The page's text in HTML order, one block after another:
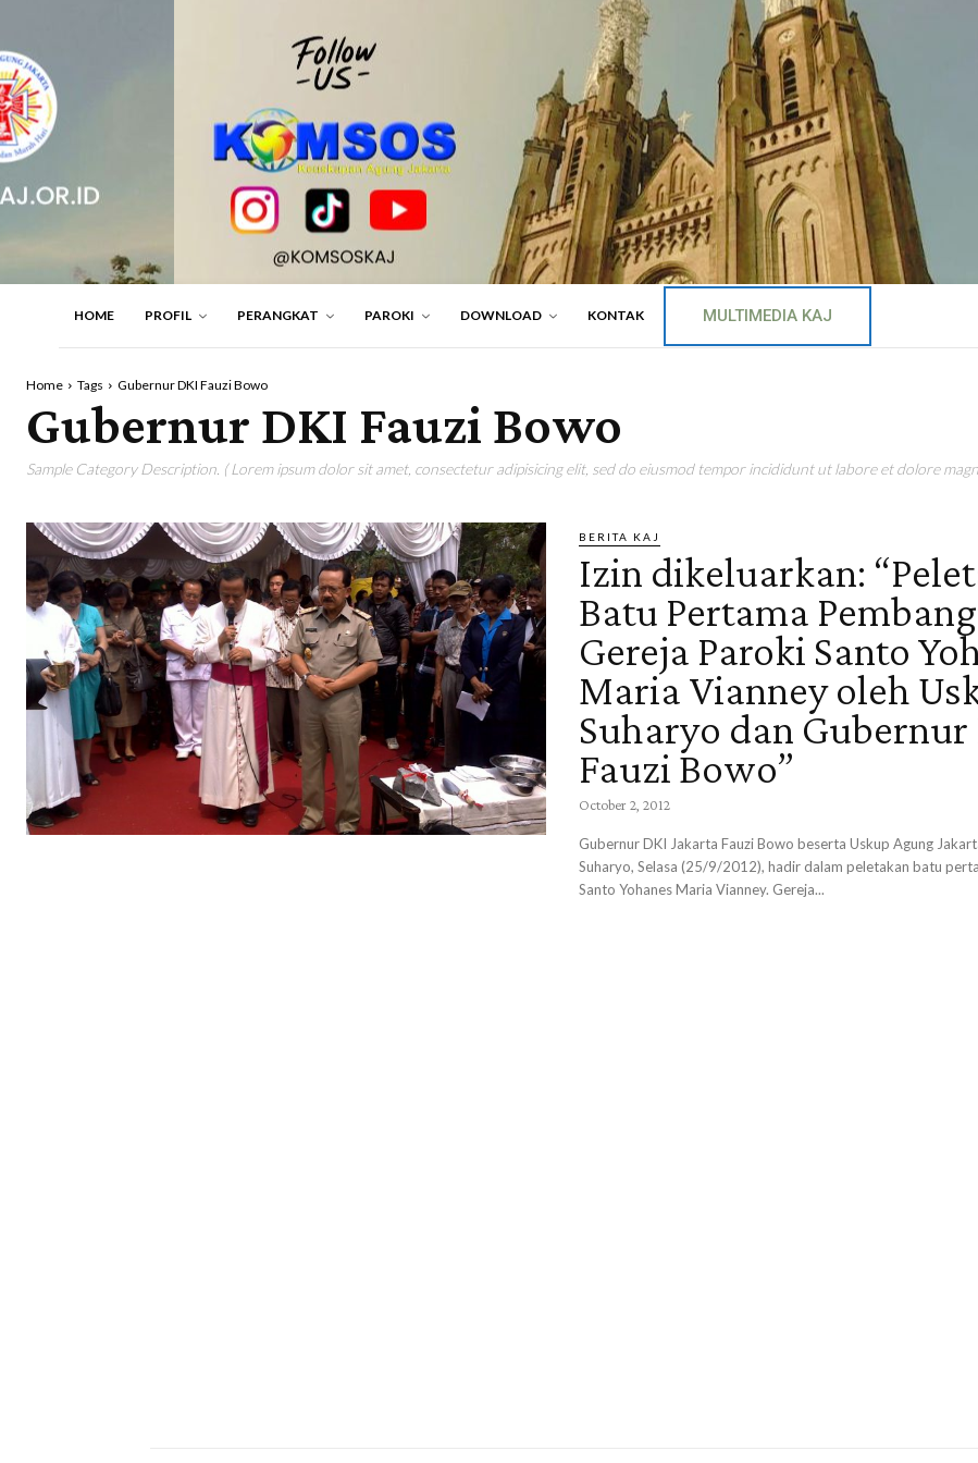
HOME PROFIL PERANGKAT PAROKI DOWNLOAD KONTAK MULTIMEDIA KAJ
Home Tags Gubernur DKI Fauzi Bowo
Gubernur DKI Fauzi Bowo
Sample Category Description. ( Lorem ipsum dolor sit amet, consectetur adipisicing elit, sed do eiusmod tempor incididunt ut labore et dolore
BERITA KAJ
Izin dikeluarkan:
Batu Pertama
Gereja Paroki Santo
Maria Vianney oleh
Suharyo dan Gubernur
Fauzi Bowo”
October 2, 2012
Gubernur DKI Jakarta Fauzi Bowo beserta Uskup Agung
Suharyo, Selasa (25/9/2012), hadir dalam peletakan batu
Santo Yohanes Maria Vianney. Gereja...